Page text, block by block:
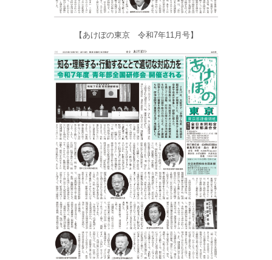
【あけぼの東京 令和7年11月号】